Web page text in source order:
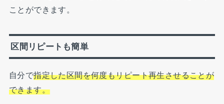
ことができます。
区間リピートも簡単
自分で指定した区間を何度もリピート再生させることが
できます。